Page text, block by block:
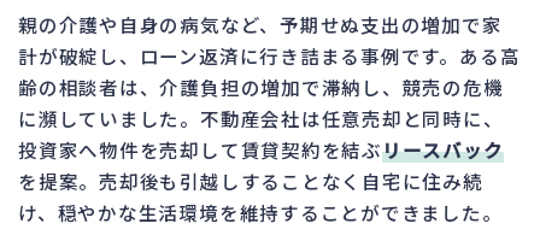
親の介護や自身の病気など、予期せぬ支出の増加で家
計が破綻し、ローン返済に行き詰まる事例です。ある高
齢の相談者は、介護負担の増加で滞納し、競売の危機
に瀕していました。不動産会社は任意売却と同時に、
投資家へ物件を売却して賃貸契約を結ぶリースバック
を提案。売却後も引越しすることなく自宅に住み続
け、穏やかな生活環境を維持することができました。